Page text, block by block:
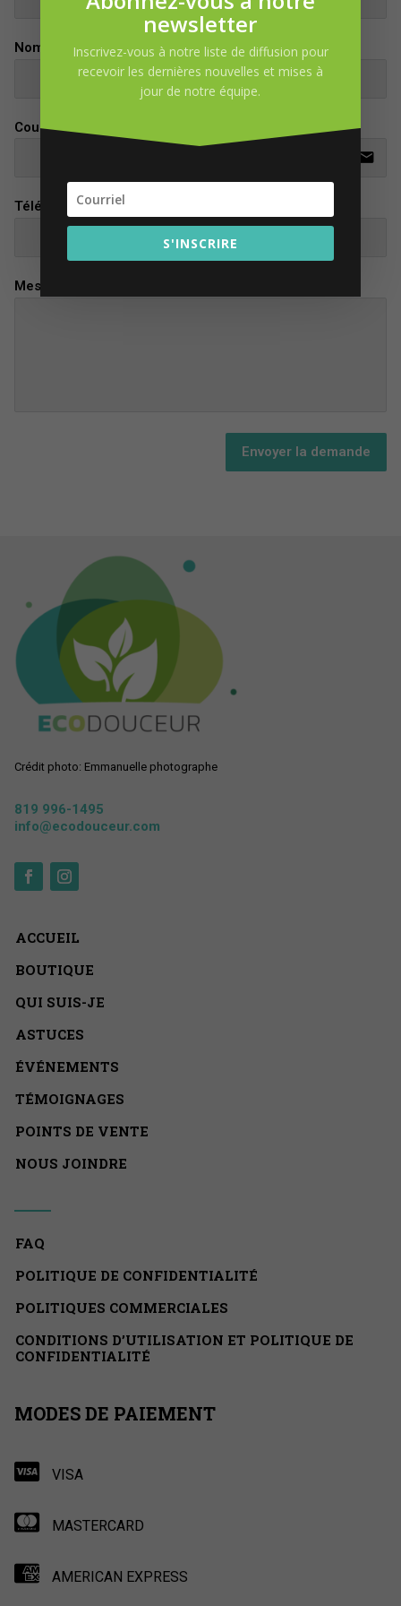
Nom
Courriel
email
Téléphone
Message
Envoyer la demande
Crédit photo: Emmanuelle photographe
819 996-1495
info@ecodouceur.com
ACCUEIL
BOUTIQUE
QUI SUIS-JE
ASTUCES
ÉVÉNEMENTS
TÉMOIGNAGES
POINTS DE VENTE
NOUS JOINDRE
FAQ
POLITIQUE DE CONFIDENTIALITÉ
POLITIQUES COMMERCIALES
CONDITIONS D’UTILISATION ET POLITIQUE DE
CONFIDENTIALITÉ
MODES DE PAIEMENT
VISA
MASTERCARD
AMERICAN EXPRESS
newsletter
Inscrivez-vous à notre liste de diffusion pour
recevoir les dernières nouvelles et mises à
jour de notre équipe.
S'INSCRIRE